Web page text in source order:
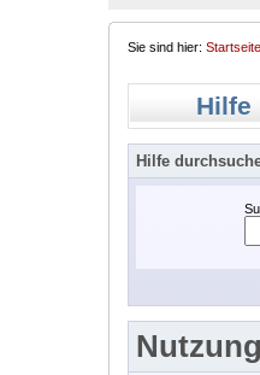
Sie sind hier: Startseite
Hilfe
Hilfe